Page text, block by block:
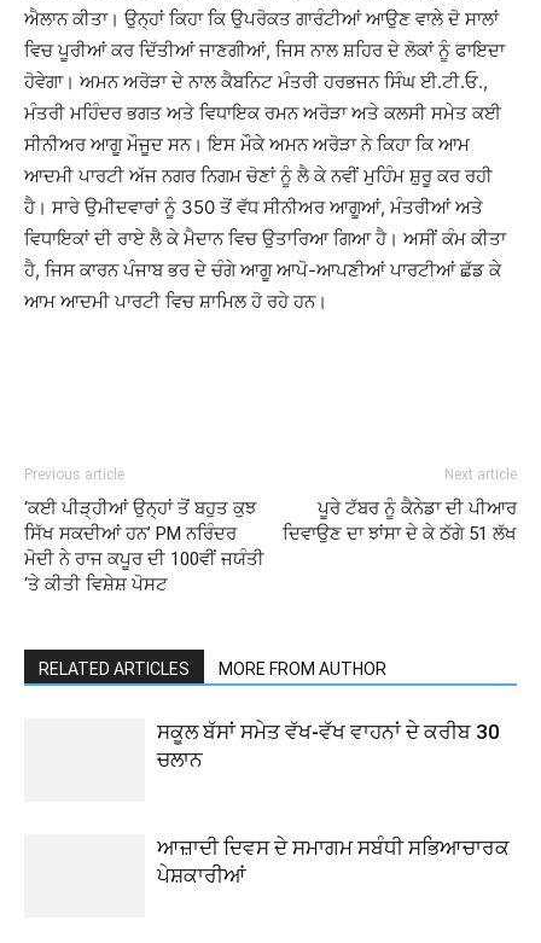
ਐਲਾਨ ਕੀਤਾ। ਉਨ੍ਹਾਂ ਕਿਹਾ ਕਿ ਉਪਰੋਕਤ ਗਾਰੰਟੀਆਂ ਆਉਣ ਵਾਲੇ ਦੋ ਸਾਲਾਂ
ਵਿਚ ਪੂਰੀਆਂ ਕਰ ਦਿੱਤੀਆਂ ਜਾਣਗੀਆਂ, ਜਿਸ ਨਾਲ ਸ਼ਹਿਰ ਦੇ ਲੋਕਾਂ ਨੂੰ ਫਾਇਦਾ
ਹੋਵੇਗਾ। ਅਮਨ ਅਰੋੜਾ ਦੇ ਨਾਲ ਕੈਬਨਿਟ ਮੰਤਰੀ ਹਰਭਜਨ ਸਿੰਘ ਈ.ਟੀ.ਓ.,
ਮੰਤਰੀ ਮਹਿੰਦਰ ਭਗਤ ਅਤੇ ਵਿਧਾਇਕ ਰਮਨ ਅਰੋੜਾ ਅਤੇ ਕਲਸੀ ਸਮੇਤ ਕਈ
ਸੀਨੀਅਰ ਆਗੂ ਮੌਜੂਦ ਸਨ। ਇਸ ਮੌਕੇ ਅਮਨ ਅਰੋੜਾ ਨੇ ਕਿਹਾ ਕਿ ਆਮ
ਆਦਮੀ ਪਾਰਟੀ ਅੱਜ ਨਗਰ ਨਿਗਮ ਚੋਣਾਂ ਨੂੰ ਲੈ ਕੇ ਨਵੀਂ ਮੁਹਿੰਮ ਸ਼ੁਰੂ ਕਰ ਰਹੀ
ਹੈ। ਸਾਰੇ ਉਮੀਦਵਾਰਾਂ ਨੂੰ 350 ਤੋਂ ਵੱਧ ਸੀਨੀਅਰ ਆਗੂਆਂ, ਮੰਤਰੀਆਂ ਅਤੇ
ਵਿਧਾਇਕਾਂ ਦੀ ਰਾਏ ਲੈ ਕੇ ਮੈਦਾਨ ਵਿਚ ਉਤਾਰਿਆ ਗਿਆ ਹੈ। ਅਸੀਂ ਕੰਮ ਕੀਤਾ
ਹੈ, ਜਿਸ ਕਾਰਨ ਪੰਜਾਬ ਭਰ ਦੇ ਚੰਗੇ ਆਗੂ ਆਪੋ-ਆਪਣੀਆਂ ਪਾਰਟੀਆਂ ਛੱਡ ਕੇ
ਆਮ ਆਦਮੀ ਪਾਰਟੀ ਵਿਚ ਸ਼ਾਮਿਲ ਹੋ ਰਹੇ ਹਨ।
Previous article
‘ਕਈ ਪੀੜ੍ਹੀਆਂ ਉਨ੍ਹਾਂ ਤੋਂ ਬਹੁਤ ਕੁਝ
ਸਿੱਖ ਸਕਦੀਆਂ ਹਨ’ PM ਨਰਿੰਦਰ
ਮੋਦੀ ਨੇ ਰਾਜ ਕਪੂਰ ਦੀ 100ਵੀਂ ਜਯੰਤੀ
‘ਤੇ ਕੀਤੀ ਵਿਸ਼ੇਸ਼ ਪੋਸਟ
Next article
ਪੂਰੇ ਟੱਬਰ ਨੂੰ ਕੈਨੇਡਾ ਦੀ ਪੀਆਰ
ਦਿਵਾਉਣ ਦਾ ਝਾਂਸਾ ਦੇ ਕੇ ਠੱਗੇ 51 ਲੱਖ
RELATED ARTICLES MORE FROM AUTHOR
ਸਕੂਲ ਬੱਸਾਂ ਸਮੇਤ ਵੱਖ-ਵੱਖ ਵਾਹਨਾਂ ਦੇ ਕਰੀਬ 30
ਚਲਾਨ
ਆਜ਼ਾਦੀ ਦਿਵਸ ਦੇ ਸਮਾਗਮ ਸਬੰਧੀ ਸਭਿਆਚਾਰਕ
ਪੇਸ਼ਕਾਰੀਆਂ